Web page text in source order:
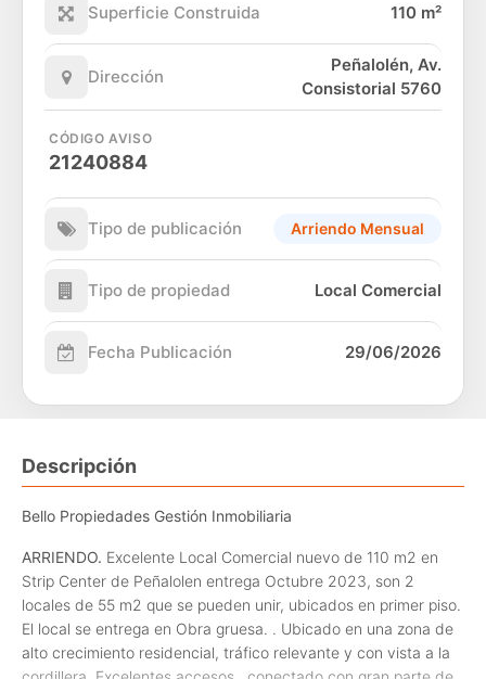
Superficie Construida 110 m²
Dirección
Peñalolén, Av.
Consistorial 5760
CÓDIGO AVISO
21240884
Tipo de publicación Arriendo Mensual
Tipo de propiedad Local Comercial
Fecha Publicación 29/06/2026
Descripción
Bello Propiedades Gestión Inmobiliaria
ARRIENDO. Excelente Local Comercial nuevo de 110 m2 en
Strip Center de Peñalolen entrega Octubre 2023, son 2
locales de 55 m2 que se pueden unir, ubicados en primer piso.
El local se entrega en Obra gruesa. . Ubicado en una zona de
alto crecimiento residencial, tráfico relevante y con vista a la